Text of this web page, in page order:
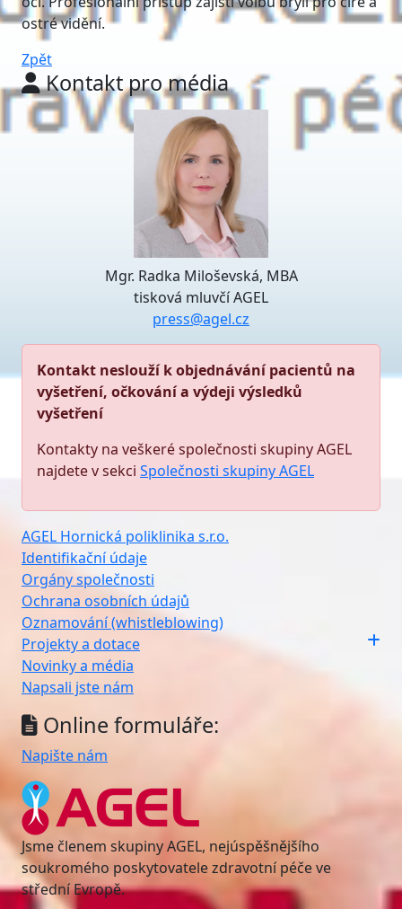
ostré vidění.
Zpět
Kontakt pro média
Mgr. Radka Miloševská, MBA
tisková mluvčí AGEL
press@agel.cz
Kontakt neslouží k objednávání pacientů na
vyšetření, očkování a výdeji výsledků
vyšetření
Kontakty na veškeré společnosti skupiny AGEL
najdete v sekci Společnosti skupiny AGEL
AGEL Hornická poliklinika s.r.o.
Identifikační údaje
Orgány společnosti
Ochrana osobních údajů
Oznamování (whistleblowing)
Projekty a dotace
Novinky a média
Napsali jste nám
Online formuláře:
Napište nám
Jsme členem skupiny AGEL, nejúspěšnějšího
soukromého poskytovatele zdravotní péče ve
střední Evropě.